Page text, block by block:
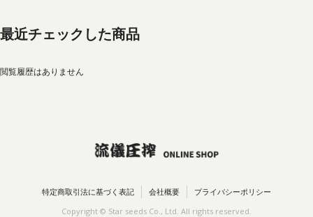
最近チェックした商品
閲覧履歴はありません
特定商取引法に基づく表記 会社概要 プライバシーポリシー
Copyright © Star seeds Co., Ltd. All rights reserved.